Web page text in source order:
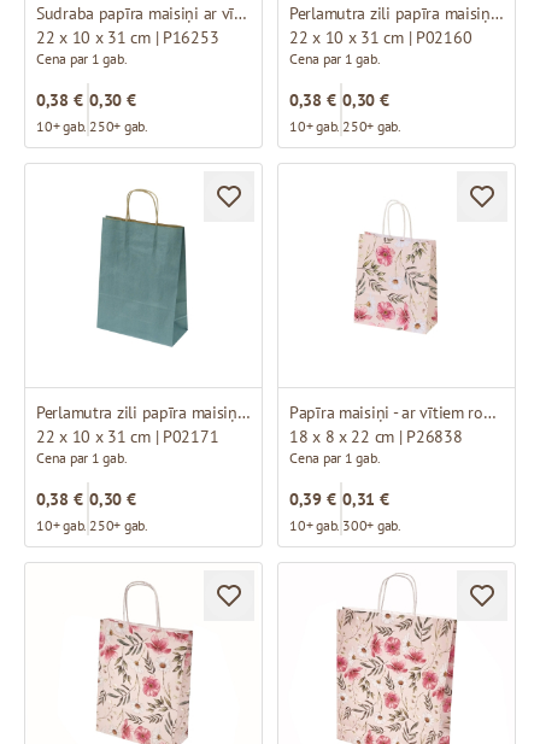
Sudraba papīra maisiņi ar vītiem rokturiem
22 x 10 x 31 cm | P16253
Cena par 1 gab.
0,38 €
10+ gab.
0,30 €
250+ gab.
Perlamutra zili papīra maisiņi ar baltiem vītiem rokturiem
22 x 10 x 31 cm | P02160
Cena par 1 gab.
0,38 €
10+ gab.
0,30 €
250+ gab.
Perlamutra zili papīra maisiņi ar brūniem vītiem rokturiem
22 x 10 x 31 cm | P02171
Cena par 1 gab.
0,38 €
10+ gab.
0,30 €
250+ gab.
Papīra maisiņi - ar vītiem rokturiem un dizainu
18 x 8 x 22 cm | P26838
Cena par 1 gab.
0,39 €
10+ gab.
0,31 €
300+ gab.